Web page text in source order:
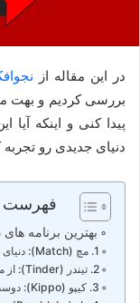
در این مقاله از
بررسی کردیم و بهت
پیدا کنی و اینکه
دنیای جدیدی رو
فهرست
بهترین برنامه
1. مچ (Match): دنیای دوست یابی برای همه
2. تیندر (Tinder): از محبوب ترین برنامه های خارجی دوست یابی
3. کیپو (Kippo): دوست یابی برای گیمرها